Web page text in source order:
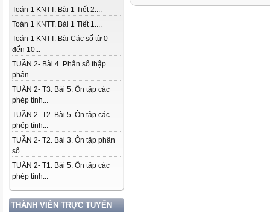
Toán 1 KNTT. Bài 1 Tiết 2....
Toán 1 KNTT. Bài 1 Tiết 1....
Toán 1 KNTT. Bài Các số từ 0
đến 10...
TUẦN 2- Bài 4. Phân số thập
phân...
TUẦN 2- T3. Bài 5. Ôn tập các
phép tính...
TUẦN 2- T2. Bài 5. Ôn tập các
phép tính...
TUẦN 2- T2. Bài 3. Ôn tập phân
số...
TUẦN 2- T1. Bài 5. Ôn tập các
phép tính...
THÀNH VIÊN TRỰC TUYẾN